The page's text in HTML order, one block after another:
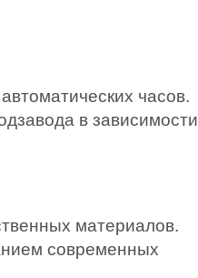
часов.
в зависимости
материалов.
современных